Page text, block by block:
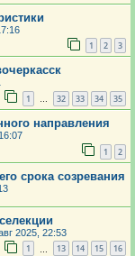
1 2 3
1 … 32 33 34 35
направления
1 2
срока созревания
2025, 22:53
1 13 14 15 16